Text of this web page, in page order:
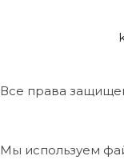
Все права
Мы используем